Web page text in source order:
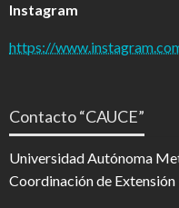
Instagram
https://
Contacto “CAUCE”
Universidad Autónoma
Coordinación de